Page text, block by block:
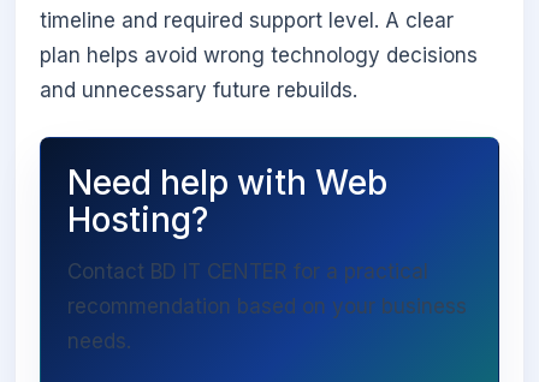
timeline and required support level. A clear
plan helps avoid wrong technology decisions
and unnecessary future rebuilds.
Need help with Web
Hosting?
Contact BD IT CENTER for a practical
recommendation based on your business
needs.